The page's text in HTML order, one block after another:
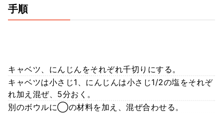
手順
キャベツ、にんじんをそれぞれ千切りにする。
キャベツは小さじ1、にんじんは小さじ1/2の塩をそれぞ
れ加え混ぜ、5分おく。
別のボウルに◯の材料を加え、混ぜ合わせる。